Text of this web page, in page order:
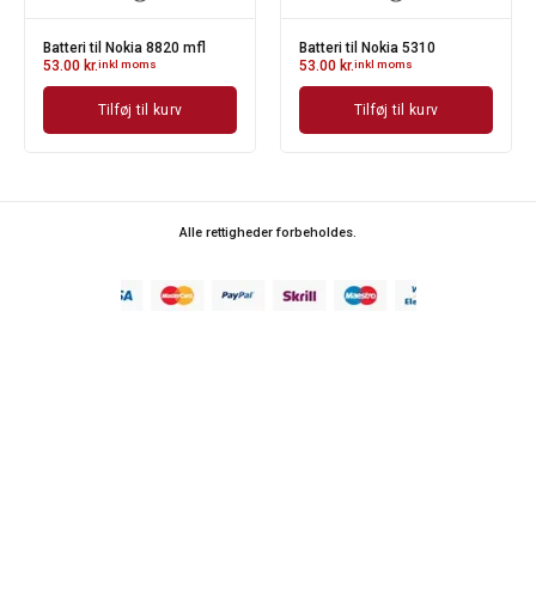
Batteri til Nokia 8820 mfl
53.00 kr.inkl moms
Tilføj til kurv
Batteri til Nokia 5310
53.00 kr.inkl moms
Tilføj til kurv
Alle rettigheder forbeholdes.